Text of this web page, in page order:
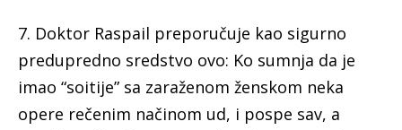
7. Doktor Raspail preporučuje kao sigurno
predupredno sredstvo ovo: Ko sumnja da je
imao “soitije” sa zaraženom ženskom neka
opere rečenim načinom ud, i pospe sav, a